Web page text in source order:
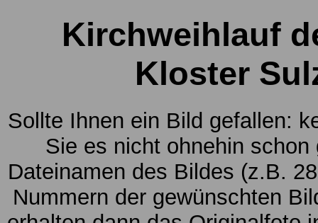
Kirchweihlauf
Kloster
Sollte Ihnen ein Bild gefallen:
Sie es nicht ohnehin
Dateinamen des Bildes (z.B.
Nummern der gewünschten